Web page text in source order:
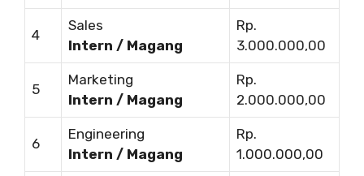
4
Sales
Intern / Magang
Rp.
3.000.000,00
5
Marketing
Intern / Magang
Rp.
2.000.000,00
6
Engineering
Intern / Magang
Rp.
1.000.000,00